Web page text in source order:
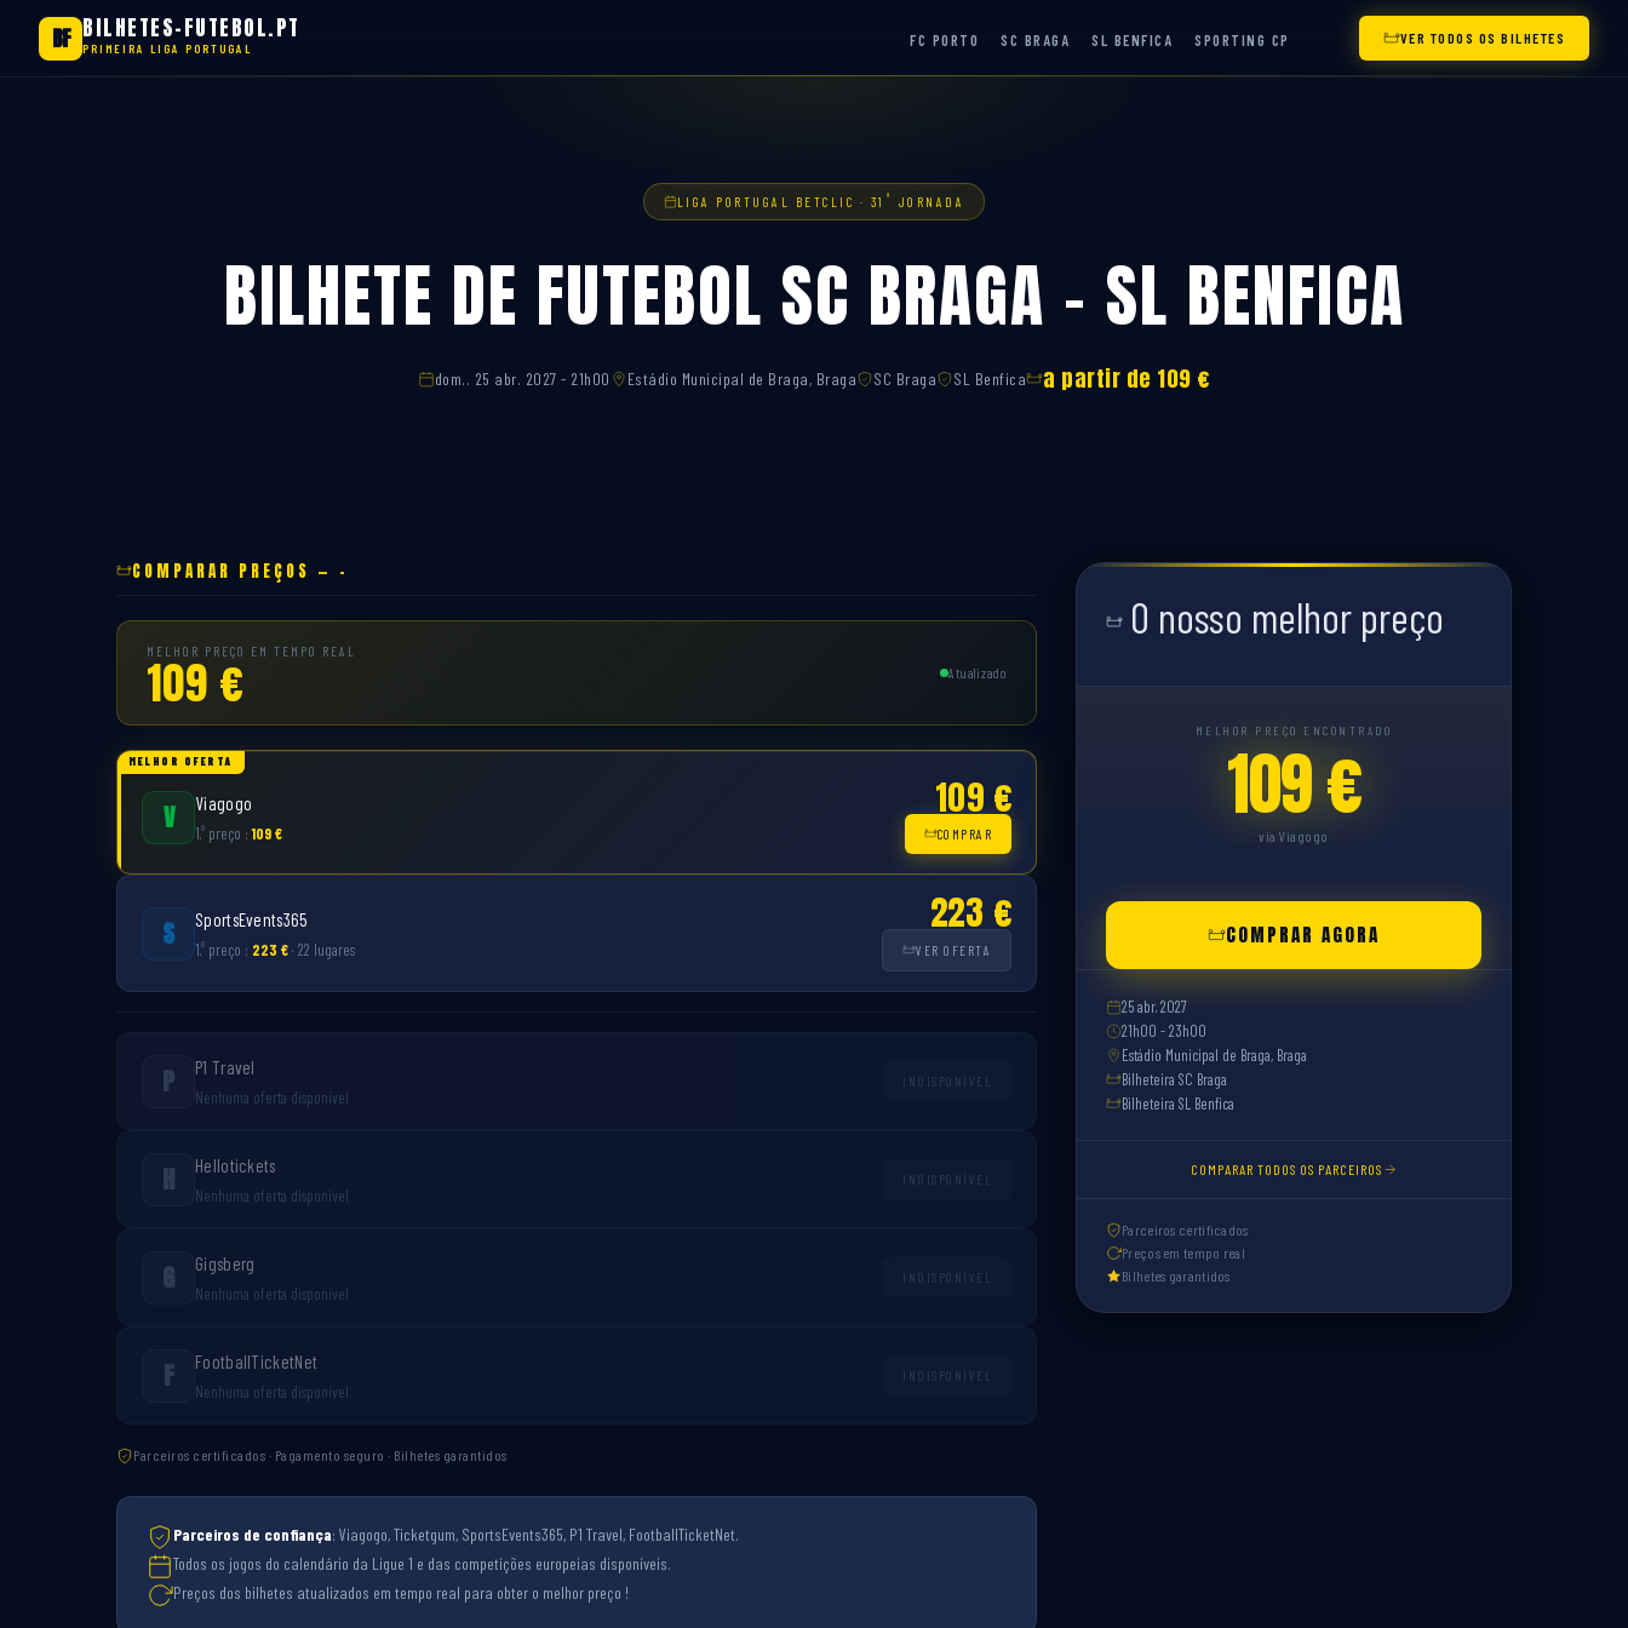
BF BILHETES-FUTEBOL.PT
PRIMEIRA LIGA PORTUGAL FC PORTO SC BRAGA SL BENFICA SPORTING CP VER TODOS OS BILHETES
LIGA PORTUGAL BETCLIC · 31 ª JORNADA
BILHETE DE FUTEBOL SC BRAGA – SL BENFICA
dom.. 25 abr. 2027 - 21h00 Estádio Municipal de Braga, Braga SC Braga SL Benfica a partir de 109 €
COMPARAR PREÇOS — -
MELHOR PREÇO EM TEMPO REAL
109 € Atualizado
MELHOR OFERTA
V Viagogo
1.º preço :109 €
109 €
COMPRAR
S SportsEvents365
1.º preço : 223 €· 22 lugares
223 €
VER OFERTA
P P1 Travel
Nenhuma oferta disponível
INDISPONÍVEL
H Hellotickets
Nenhuma oferta disponível
INDISPONÍVEL
G Gigsberg
Nenhuma oferta disponível
INDISPONÍVEL
F FootballTicketNet
Nenhuma oferta disponível
INDISPONÍVEL
Parceiros certificados · Pagamento seguro · Bilhetes garantidos
Parceiros de confiança: Viagogo, Ticketgum, SportsEvents365, P1 Travel, FootballTicketNet.
Todos os jogos do calendário da Ligue 1 e das competições europeias disponíveis.
Preços dos bilhetes atualizados em tempo real para obter o melhor preço !
O nosso melhor preço
MELHOR PREÇO ENCONTRADO
109 €
via Viagogo
COMPRAR AGORA
25 abr. 2027
21h00 - 23h00
Estádio Municipal de Braga, Braga
Bilheteira SC Braga
Bilheteira SL Benfica
COMPARAR TODOS OS PARCEIROS
Parceiros certificados
Preços em tempo real
Bilhetes garantidos